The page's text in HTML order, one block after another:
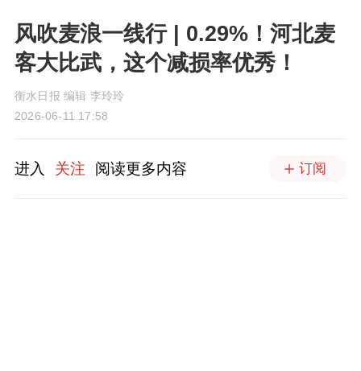
风吹麦浪一线行 | 0.29%！河北麦
客大比武，这个减损率优秀！
衡水日报 编辑 李玲玲
2026-06-11 17:58
进入 关注 阅读更多内容 订阅